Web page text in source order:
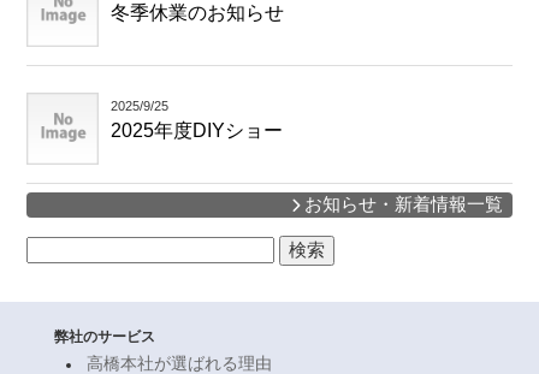
冬季休業のお知らせ
2025/9/25
2025年度DIYショー
お知らせ・新着情報一覧
索:
弊社のサービス
高橋本社が選ばれる理由